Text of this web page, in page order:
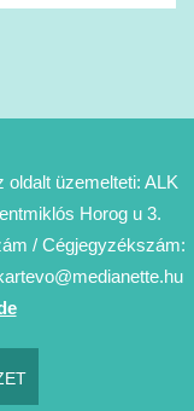
üzemelteti: ALK
Horog u 3.
/ Cégjegyzékszám: